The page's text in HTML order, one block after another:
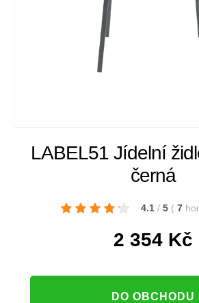
LABEL51 Jídelní
černá
4.1 / 5 ( 7
2 354 Kč
DO OBCHODU